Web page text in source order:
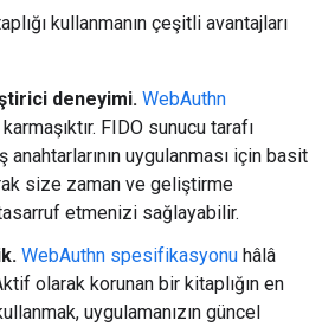
kullanmanın çeşitli avantajları
deneyimi. WebAuthn
karmaşıktır. FIDO sunucu tarafı
anahtarlarının uygulanması için basit
size zaman ve geliştirme
etmenizi sağlayabilir.
WebAuthn spesifikasyonu hâlâ
olarak korunan bir kitaplığın en
uygulamanızın güncel